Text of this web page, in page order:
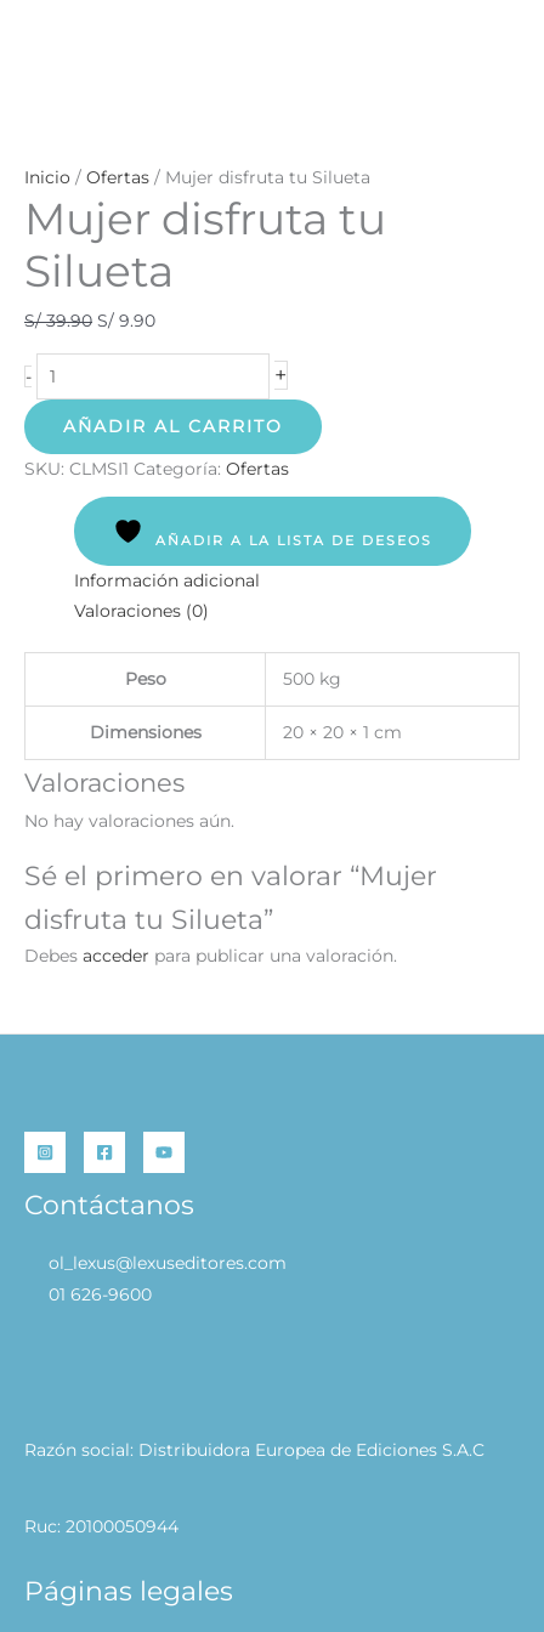
Inicio / Ofertas / Mujer disfruta tu Silueta
Mujer disfruta tu
Silueta
S/39.90 S/ 9.90
- +
AÑADIR AL CARRITO
SKU: CLMSI1 Categoría: Ofertas
AÑADIR A LA LISTA DE DESEOS
Información adicional
Valoraciones (0)
Peso 500 kg
Dimensiones 20 × 20 × 1 cm
Valoraciones
No hay valoraciones aún.
Sé el primero en valorar “Mujer
disfruta tu Silueta”
Debes acceder para publicar una valoración.
Contáctanos
ol_lexus@lexuseditores.com
01 626-9600
Razón social: Distribuidora Europea de Ediciones S.A.C
Ruc: 20100050944
Páginas legales